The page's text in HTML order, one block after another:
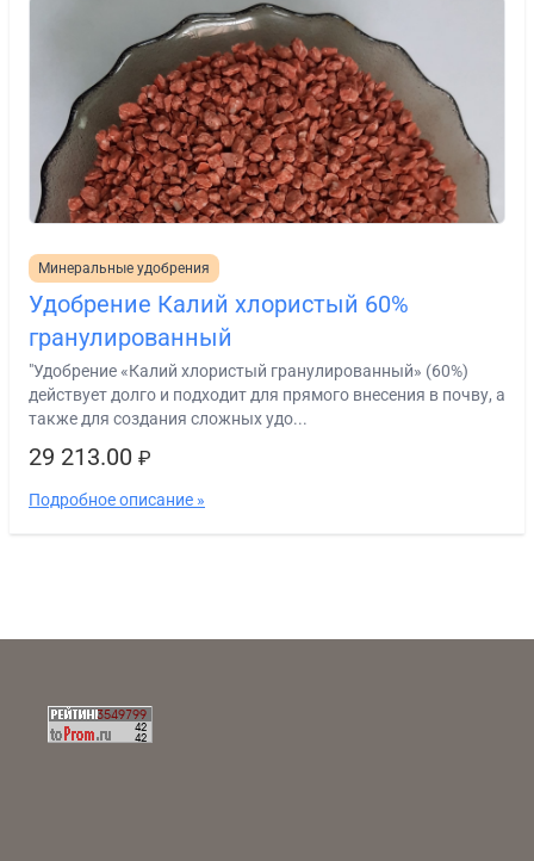
Минеральные удобрения
Удобрение Калий хлористый 60%
гранулированный
"Удобрение «Калий хлористый гранулированный» (60%)
действует долго и подходит для прямого внесения в почву, а
также для создания сложных удо...
29 213.00 ₽
Подробное описание »